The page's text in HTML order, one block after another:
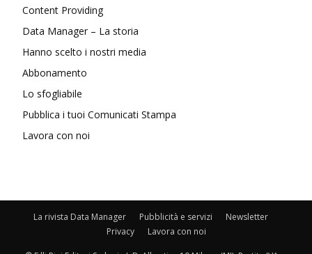
Content Providing
Data Manager – La storia
Hanno scelto i nostri media
Abbonamento
Lo sfogliabile
Pubblica i tuoi Comunicati Stampa
Lavora con noi
La rivista Data Manager Pubblicità e servizi
Newsletter
Privacy
Lavora con noi